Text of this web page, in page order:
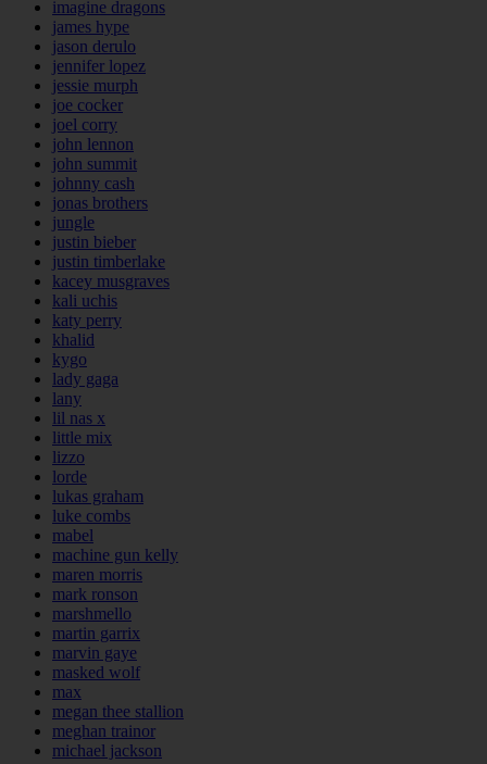
imagine dragons
james hype
jason derulo
jennifer lopez
jessie murph
joe cocker
joel corry
john lennon
john summit
johnny cash
jonas brothers
jungle
justin bieber
justin timberlake
kacey musgraves
kali uchis
katy perry
khalid
kygo
lady gaga
lany
lil nas x
little mix
lizzo
lorde
lukas graham
luke combs
mabel
machine gun kelly
maren morris
mark ronson
marshmello
martin garrix
marvin gaye
masked wolf
max
megan thee stallion
meghan trainor
michael jackson